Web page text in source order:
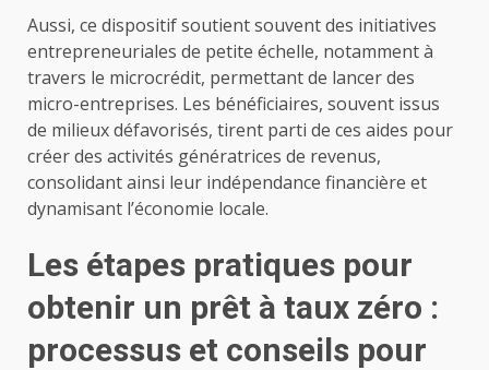
Aussi, ce dispositif soutient souvent des initiatives
entrepreneuriales de petite échelle, notamment à
travers le microcrédit, permettant de lancer des
micro-entreprises. Les bénéficiaires, souvent issus
de milieux défavorisés, tirent parti de ces aides pour
créer des activités génératrices de revenus,
consolidant ainsi leur indépendance financière et
dynamisant l’économie locale.
Les étapes pratiques pour
obtenir un prêt à taux zéro :
processus et conseils pour